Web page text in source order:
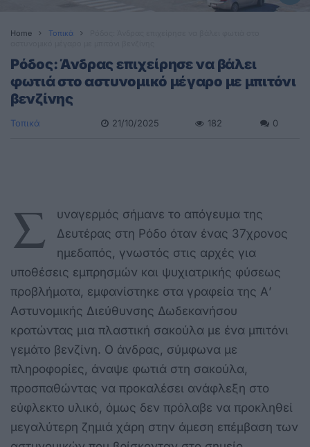
Home Τοπικά
Ρόδος: Άνδρας επιχείρησε να βάλει
φωτιά στο αστυνομικό μέγαρο με μπιτόνι
βενζίνης
Τοπικά 21/10/2025 182 0
Σ
υναγερμός σήμανε το απόγευμα της
Δευτέρας στη Ρόδο όταν ένας 37χρονος
ημεδαπός, γνωστός στις αρχές για
υποθέσεις εμπρησμών και ψυχιατρικής φύσεως
προβλήματα, εμφανίστηκε στα γραφεία της Α’
Αστυνομικής Διεύθυνσης Δωδεκανήσου
κρατώντας μια πλαστική σακούλα με ένα μπιτόνι
γεμάτο βενζίνη. Ο άνδρας, σύμφωνα με
πληροφορίες, άναψε φωτιά στη σακούλα,
προσπαθώντας να προκαλέσει ανάφλεξη στο
εύφλεκτο υλικό, όμως δεν πρόλαβε να προκληθεί
μεγαλύτερη ζημιά χάρη στην άμεση επέμβαση των